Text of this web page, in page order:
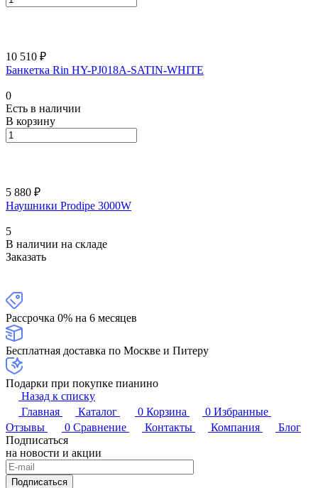
10 510 ₽
Банкетка Rin HY-PJ018A-SATIN-WHITE
0
Есть в наличии
В корзину
5 880 ₽
Наушники Prodipe 3000W
5
В наличии на складе
Заказать
Рассрочка 0% на 6 месяцев
Бесплатная доставка по Москве и Питеру
Подарки при покупке пианино
Назад к списку
Главная
Каталог 0 Корзина 0 Избранные
Отзывы
0 Сравнение Контакты Компания
Блог
Подписаться
на новости и акции
Подписаться